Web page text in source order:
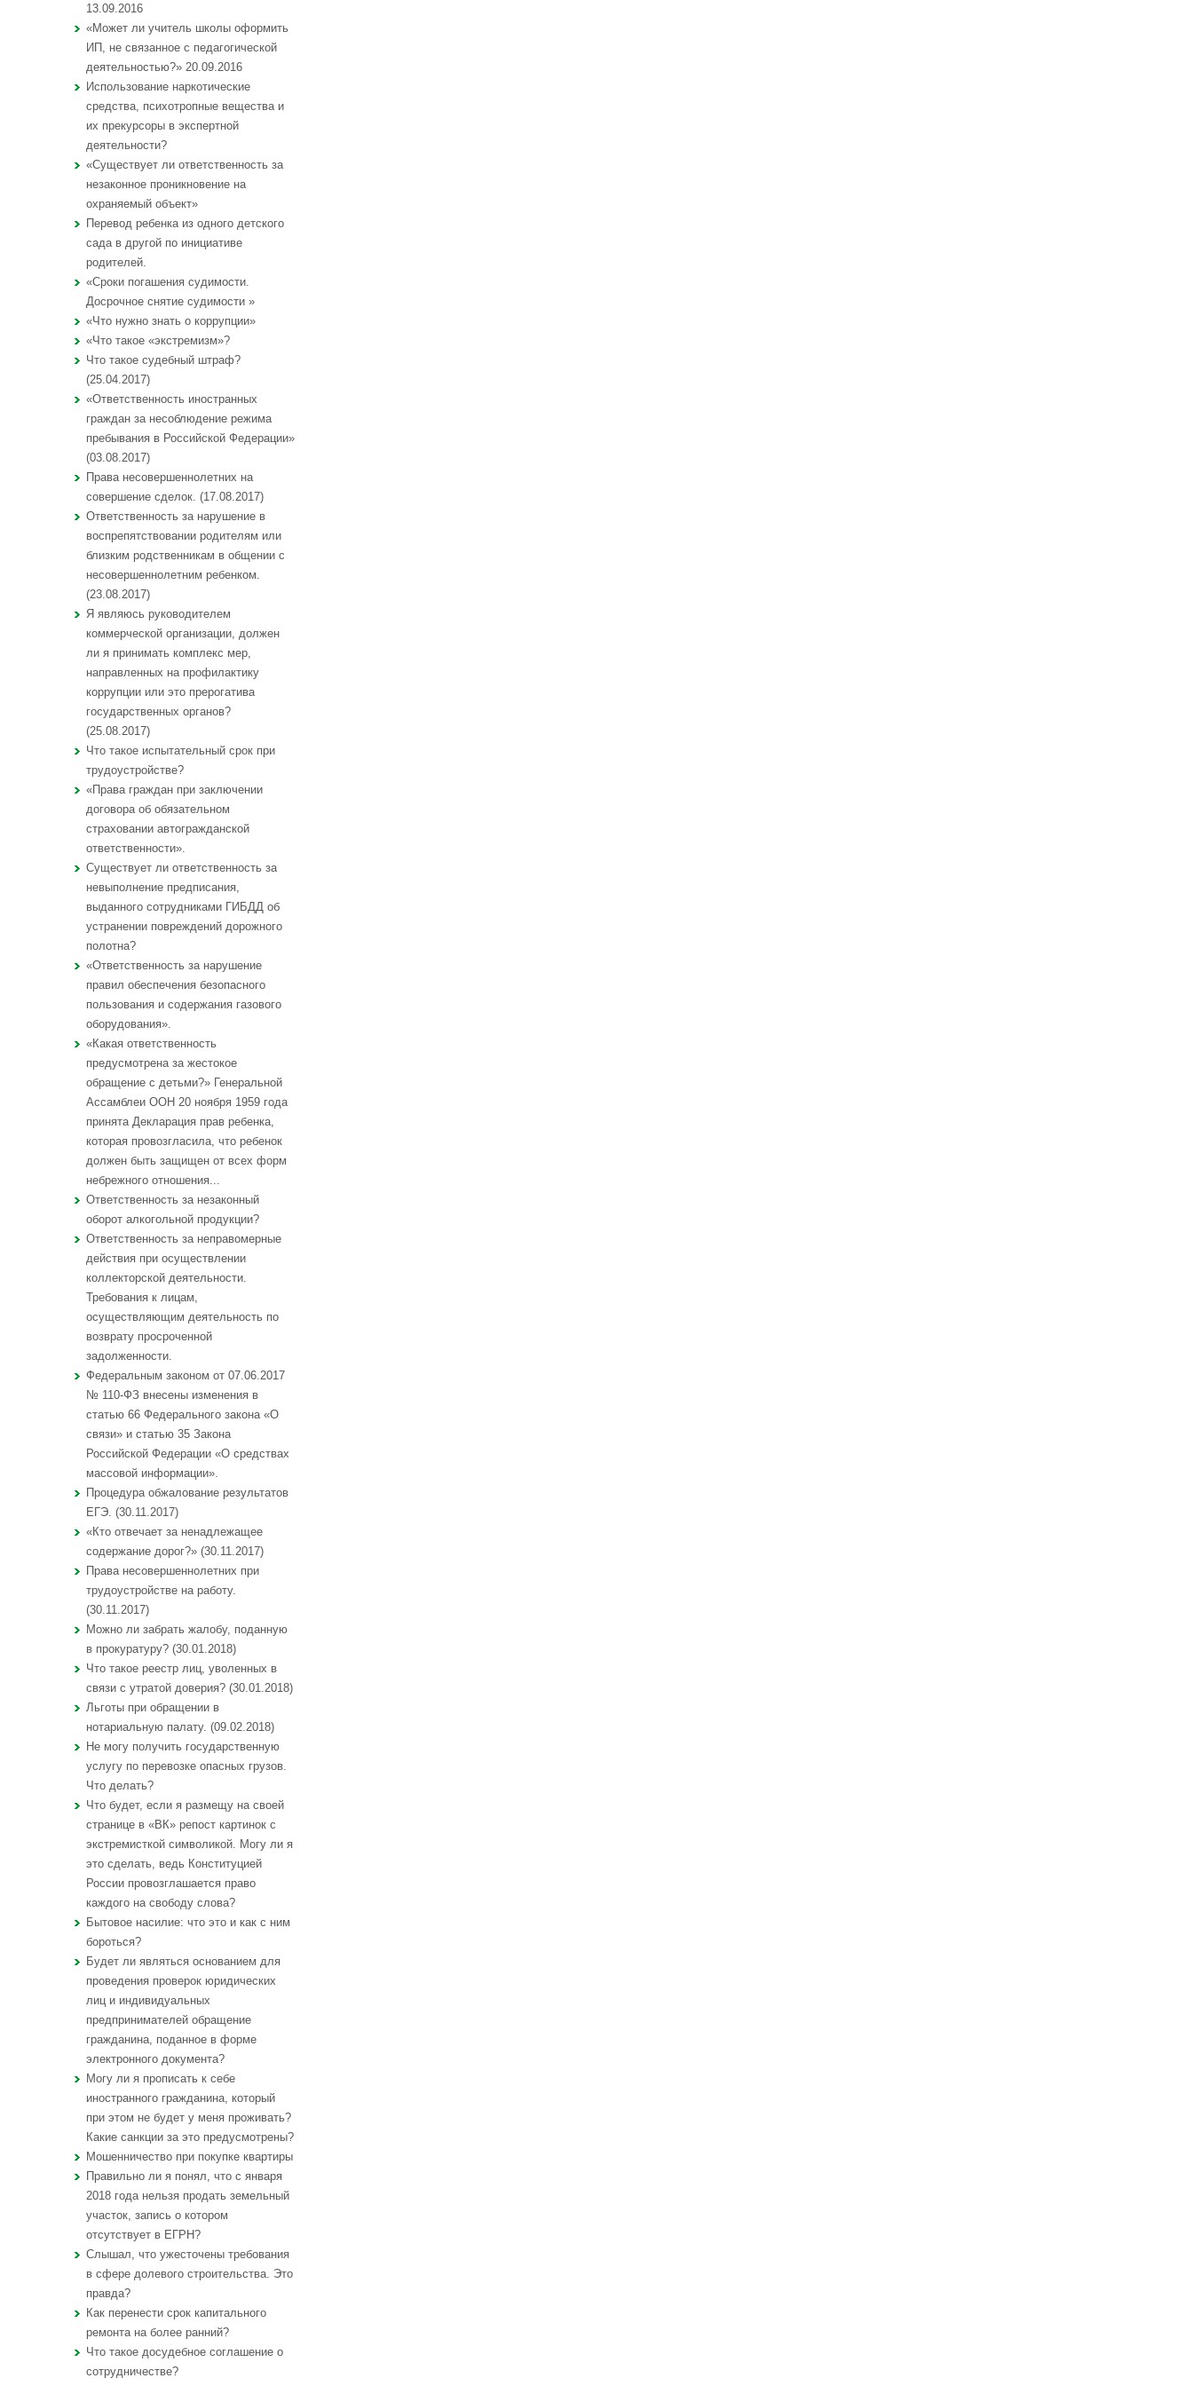
13.09.2016
«Может ли учитель школы оформить
ИП, не связанное с педагогической
деятельностью?» 20.09.2016
Использование наркотические
средства, психотропные вещества и
их прекурсоры в экспертной
деятельности?
«Существует ли ответственность за
незаконное проникновение на
охраняемый объект»
Перевод ребенка из одного детского
сада в другой по инициативе
родителей.
«Сроки погашения судимости.
Досрочное снятие судимости »
«Что нужно знать о коррупции»
«Что такое «экстремизм»?
Что такое судебный штраф?
(25.04.2017)
«Ответственность иностранных
граждан за несоблюдение режима
пребывания в Российской Федерации»
(03.08.2017)
Права несовершеннолетних на
совершение сделок. (17.08.2017)
Ответственность за нарушение в
воспрепятствовании родителям или
близким родственникам в общении с
несовершеннолетним ребенком.
(23.08.2017)
Я являюсь руководителем
коммерческой организации, должен
ли я принимать комплекс мер,
направленных на профилактику
коррупции или это прерогатива
государственных органов?
(25.08.2017)
Что такое испытательный срок при
трудоустройстве?
«Права граждан при заключении
договора об обязательном
страховании автогражданской
ответственности».
Существует ли ответственность за
невыполнение предписания,
выданного сотрудниками ГИБДД об
устранении повреждений дорожного
полотна?
«Ответственность за нарушение
правил обеспечения безопасного
пользования и содержания газового
оборудования».
«Какая ответственность
предусмотрена за жестокое
обращение с детьми?» Генеральной
Ассамблеи ООН 20 ноября 1959 года
принята Декларация прав ребенка,
которая провозгласила, что ребенок
должен быть защищен от всех форм
небрежного отношения...
Ответственность за незаконный
оборот алкогольной продукции?
Ответственность за неправомерные
действия при осуществлении
коллекторской деятельности.
Требования к лицам,
осуществляющим деятельность по
возврату просроченной
задолженности.
Федеральным законом от 07.06.2017
№ 110-ФЗ внесены изменения в
статью 66 Федерального закона «О
связи» и статью 35 Закона
Российской Федерации «О средствах
массовой информации».
Процедура обжалование результатов
ЕГЭ. (30.11.2017)
«Кто отвечает за ненадлежащее
содержание дорог?» (30.11.2017)
Права несовершеннолетних при
трудоустройстве на работу.
(30.11.2017)
Можно ли забрать жалобу, поданную
в прокуратуру? (30.01.2018)
Что такое реестр лиц, уволенных в
связи с утратой доверия? (30.01.2018)
Льготы при обращении в
нотариальную палату. (09.02.2018)
Не могу получить государственную
услугу по перевозке опасных грузов.
Что делать?
Что будет, если я размещу на своей
странице в «ВК» репост картинок с
экстремисткой символикой. Могу ли я
это сделать, ведь Конституцией
России провозглашается право
каждого на свободу слова?
Бытовое насилие: что это и как с ним
бороться?
Будет ли являться основанием для
проведения проверок юридических
лиц и индивидуальных
предпринимателей обращение
гражданина, поданное в форме
электронного документа?
Могу ли я прописать к себе
иностранного гражданина, который
при этом не будет у меня проживать?
Какие санкции за это предусмотрены?
Мошенничество при покупке квартиры
Правильно ли я понял, что с января
2018 года нельзя продать земельный
участок, запись о котором
отсутствует в ЕГРН?
Слышал, что ужесточены требования
в сфере долевого строительства. Это
правда?
Как перенести срок капитального
ремонта на более ранний?
Что такое досудебное соглашение о
сотрудничестве?